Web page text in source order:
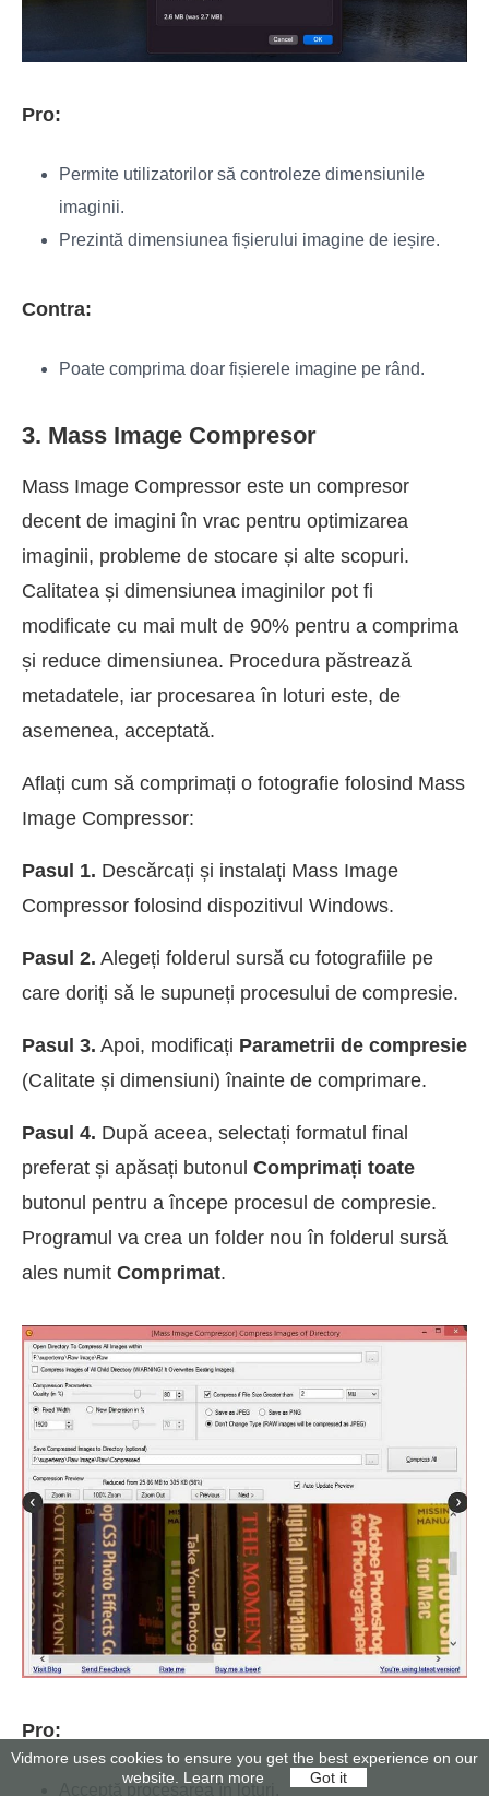
Pro:
Permite utilizatorilor să controleze dimensiunile
imaginii.
Prezintă dimensiunea fișierului imagine de ieșire.
Contra:
Poate comprima doar fișierele imagine pe rând.
3. Mass Image Compresor
Mass Image Compressor este un compresor
decent de imagini în vrac pentru optimizarea
imaginii, probleme de stocare și alte scopuri.
Calitatea și dimensiunea imaginilor pot fi
modificate cu mai mult de 90% pentru a comprima
și reduce dimensiunea. Procedura păstrează
metadatele, iar procesarea în loturi este, de
asemenea, acceptată.
Aflați cum să comprimați o fotografie folosind Mass
Image Compressor:
Pasul 1. Descărcați și instalați Mass Image
Compressor folosind dispozitivul Windows.
Pasul 2. Alegeți folderul sursă cu fotografiile pe
care doriți să le supuneți procesului de compresie.
Pasul 3. Apoi, modificați Parametrii de compresie
(Calitate și dimensiuni) înainte de comprimare.
Pasul 4. După aceea, selectați formatul final
preferat și apăsați butonul Comprimați toate
butonul pentru a începe procesul de compresie.
Programul va crea un folder nou în folderul sursă
ales numit Comprimat.
Pro:
Vidmore uses cookies to ensure you get the best experience on our
website. Learn more Got it